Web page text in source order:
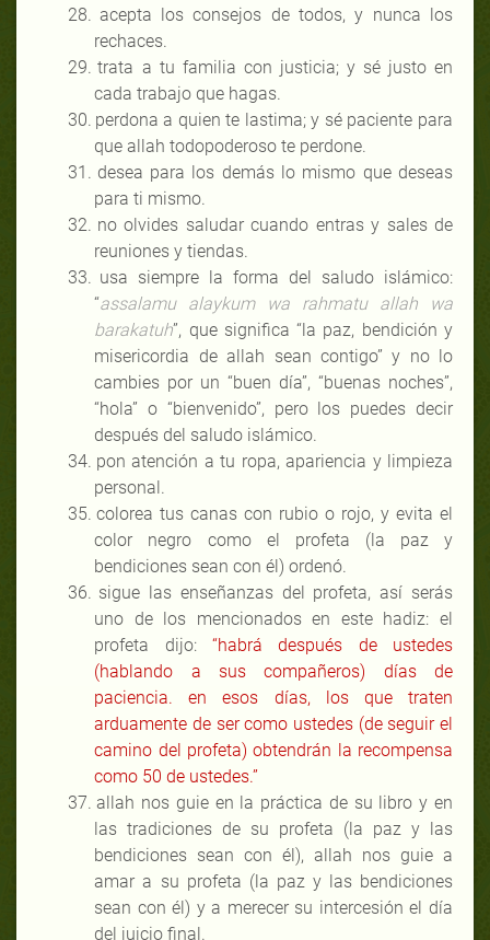
28. acepta los consejos de todos, y nunca los
rechaces.
29. trata a tu familia con justicia; y sé justo en
cada trabajo que hagas.
30. perdona a quien te lastima; y sé paciente para
que allah todopoderoso te perdone.
31. desea para los demás lo mismo que deseas
para ti mismo.
32. no olvides saludar cuando entras y sales de
reuniones y tiendas.
33. usa siempre la forma del saludo islámico:
“assalamu alaykum wa rahmatu allah wa
barakatuh”, que significa “la paz, bendición y
misericordia de allah sean contigo” y no lo
cambies por un “buen día”, “buenas noches”,
“hola” o “bienvenido”, pero los puedes decir
después del saludo islámico.
34. pon atención a tu ropa, apariencia y limpieza
personal.
35. colorea tus canas con rubio o rojo, y evita el
color negro como el profeta (la paz y
bendiciones sean con él) ordenó.
36. sigue las enseñanzas del profeta, así serás
uno de los mencionados en este hadiz: el
profeta dijo: “habrá después de ustedes
(hablando a sus compañeros) días de
paciencia. en esos días, los que traten
arduamente de ser como ustedes (de seguir el
camino del profeta) obtendrán la recompensa
como 50 de ustedes.”
37. allah nos guie en la práctica de su libro y en
las tradiciones de su profeta (la paz y las
bendiciones sean con él), allah nos guie a
amar a su profeta (la paz y las bendiciones
sean con él) y a merecer su intercesión el día
del juicio final.